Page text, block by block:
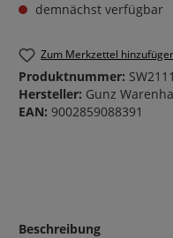
demnächst verfügbar
Zum Merkzettel
Produktnummer: SW2111
Hersteller: Gunz
EAN: 9002859088391
Beschreibung